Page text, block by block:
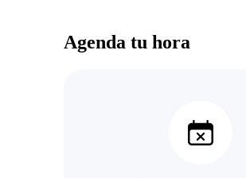
Agenda tu hora